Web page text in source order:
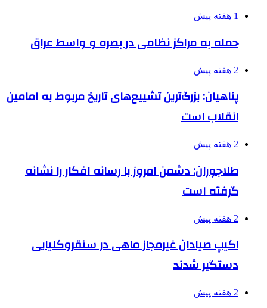
1 هفته پیش
حمله به مراکز نظامی در بصره و واسط عراق
2 هفته پیش
پناهیان: بزرگ‌ترین تشییع‌های تاریخ مربوط به امامین
انقلاب است
2 هفته پیش
طلاجوران: دشمن امروز با رسانه افکار را نشانه
گرفته است
2 هفته پیش
اکیپ صیادان غیرمجاز ماهی در سنقروکلیایی
دستگیر شدند
2 هفته پیش